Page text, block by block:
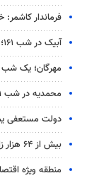
فرماندار کاشمر:
آبیک در شب ۱۶۱؛ حضور مردم ادامه یافت
مهرگان؛ یک شب
محمدیه در شب ۱۶۱؛ شب دیگری از حضور مردم در میدان
دولت مستعفی
بیش از ۶۴ هزار زائر اربعین‌حسینی از فرودگاه مشهد جابه‌جا شدند
منطقه ویژه